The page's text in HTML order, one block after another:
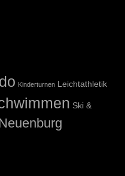
Kinderturnen Leichtathletik
Ski &